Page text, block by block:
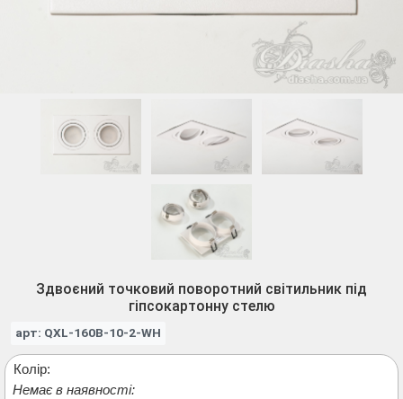
Здвоєний точковий поворотний світильник під
гіпсокартонну стелю
арт: QXL-160B-10-2-WH
Колір:
Немає в наявності: